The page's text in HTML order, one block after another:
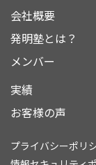
会社概要
発明塾とは？
メンバー
実績
お客様の声
プライバシーポリ